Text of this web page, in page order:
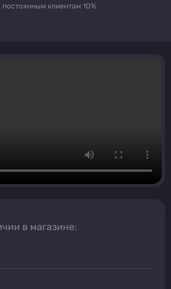
постоянным клиентам 10%
в магазине: